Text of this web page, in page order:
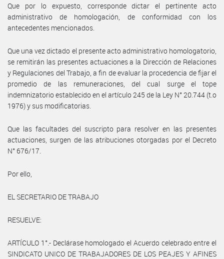
Que por lo expuesto, corresponde dictar el pertinente acto
administrativo de homologación, de conformidad con los
antecedentes mencionados.
Que una vez dictado el presente acto administrativo homologatorio,
se remitirán las presentes actuaciones a la Dirección de Relaciones
y Regulaciones del Trabajo, a fin de evaluar la procedencia de fijar el
promedio de las remuneraciones, del cual surge el tope
indemnizatorio establecido en el artículo 245 de la Ley N° 20.744 (t.o
1976) y sus modificatorias.
Que las facultades del suscripto para resolver en las presentes
actuaciones, surgen de las atribuciones otorgadas por el Decreto
N° 676/17.
Por ello,
EL SECRETARIO DE TRABAJO
RESUELVE:
ARTÍCULO 1°.- Declárase homologado el Acuerdo celebrado entre el
SINDICATO UNICO DE TRABAJADORES DE LOS PEAJES Y AFINES